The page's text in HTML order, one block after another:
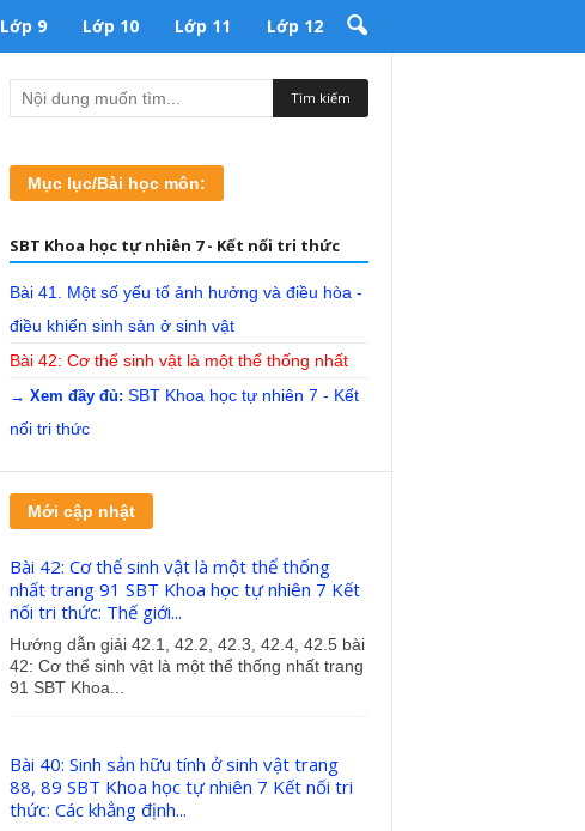
Lớp 9 Lớp 10 Lớp 11 Lớp 12
Mục lục/Bài học môn:
SBT Khoa học tự nhiên 7 - Kết nối tri thức
Bài 41. Một số yếu tố ảnh hưởng và điều hòa -
điều khiển sinh sản ở sinh vật
Bài 42: Cơ thể sinh vật là một thể thống nhất
→ Xem đầy đủ: SBT Khoa học tự nhiên 7 - Kết
nối tri thức
Mới cập nhật
Bài 42: Cơ thể sinh vật là một thể thống
nhất trang 91 SBT Khoa học tự nhiên 7 Kết
nối tri thức: Thế giới...
Hướng dẫn giải 42.1, 42.2, 42.3, 42.4, 42.5 bài
42: Cơ thể sinh vật là một thể thống nhất trang
91 SBT Khoa...
Bài 40: Sinh sản hữu tính ở sinh vật trang
88, 89 SBT Khoa học tự nhiên 7 Kết nối tri
thức: Các khẳng định...